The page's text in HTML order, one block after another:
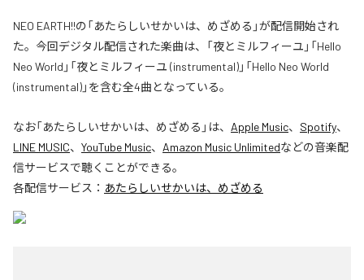
NEO EARTH!!の「あたらしいせかいは、めざめる」が配信開始され
た。今回デジタル配信された楽曲は、「夜とミルフィーユ」「Hello
Neo World」「夜とミルフィーユ (instrumental)」「Hello Neo World
(instrumental)」を含む全4曲となっている。
なお「あたらしいせかいは、めざめる 」は、 Apple Music、 Spotify、
LINE MUSIC、 YouTube Music、 Amazon Music Unlimitedなどの音楽配
信サービスで聴くことができる。
各配信サービス： あたらしいせかいは、めざめる